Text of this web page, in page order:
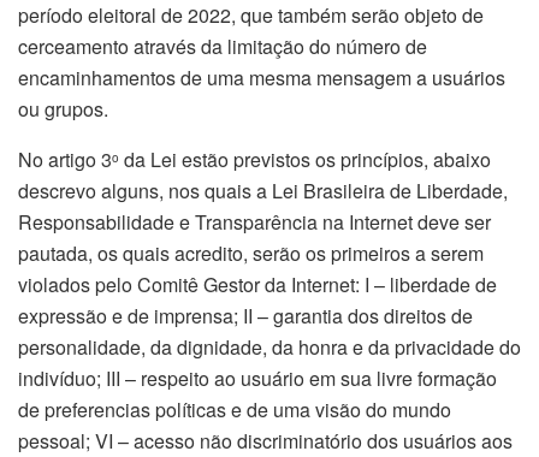
período eleitoral de 2022, que também serão objeto de
cerceamento através da limitação do número de
encaminhamentos de uma mesma mensagem a usuários
ou grupos.
No artigo 3o da Lei estão previstos os princípios, abaixo
descrevo alguns, nos quais a Lei Brasileira de Liberdade,
Responsabilidade e Transparência na Internet deve ser
pautada, os quais acredito, serão os primeiros a serem
violados pelo Comitê Gestor da Internet: I – liberdade de
expressão e de imprensa; II – garantia dos direitos de
personalidade, da dignidade, da honra e da privacidade do
indivíduo; III – respeito ao usuário em sua livre formação
de preferencias políticas e de uma visão do mundo
pessoal; VI – acesso não discriminatório dos usuários aos